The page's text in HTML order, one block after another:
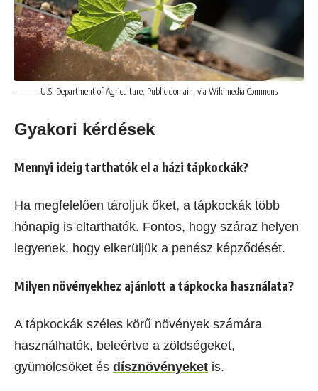
U.S. Department of Agriculture, Public domain, via Wikimedia Commons
Gyakori kérdések
Mennyi ideig tarthatók el a házi tápkockák?
Ha megfelelően tároljuk őket, a tápkockák több
hónapig is eltarthatók. Fontos, hogy száraz helyen
legyenek, hogy elkerüljük a penész képződését.
Milyen növényekhez ajánlott a tápkocka használata?
A tápkockák széles körű növények számára
használhatók, beleértve a zöldségeket,
gyümölcsöket és dísznövényeket is.